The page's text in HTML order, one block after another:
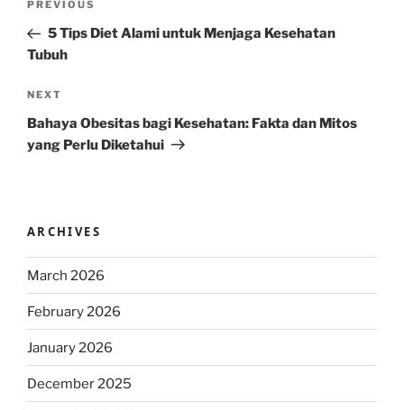
Previous
Post
PREVIOUS
5 Tips Diet Alami untuk Menjaga Kesehatan
Tubuh
Next
Post
NEXT
Bahaya Obesitas bagi Kesehatan: Fakta dan Mitos
yang Perlu Diketahui
ARCHIVES
March 2026
February 2026
January 2026
December 2025